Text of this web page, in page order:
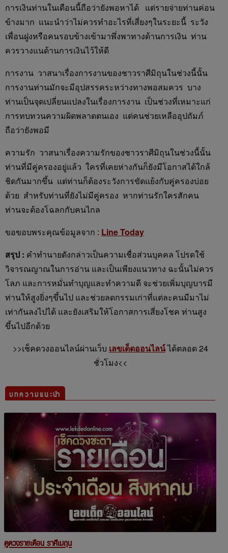
การเงินท่านในเดือนนี้ถือว่ายังพอหาได้ แต่รายจ่ายท่านค่อน
ข้างมาก แนะนำว่าไม่ควรทำอะไรที่เสี่ยงๆในระยะนี้ ระวัง
เพื่อนฝูงหรือคนรอบข้างเข้ามาพึ่งพาทางด้านการเงิน ท่าน
ควรวางแนด้านการเงินไว้ให้ดี
การงาน วาสนาเรื่องการงานของชาวราศีมิถุนในช่วงนี้นั้น
การงานท่านมักจะมีอุปสรรคระหว่างทางพอสมควร บาง
ท่านเป็นจุดเปลี่ยนแปลงในเรื่องการงาน เป็นช่วงที่เหมาะแก่
การทบทวนความผิดพลาดตนเอง แต่คนช่วยเหลืออุปถัมภ์
ถือว่ายังพอมี
ความรัก วาสนาเรื่องความรักของชาวราศีมิถุนในช่วงนี้นั้น
ท่านที่มีคู่ครองอยู่แล้ว ใครที่เคยห่างกันก็ยังมีโอกาสได้ใกล้
ชิดกันมากขึ้น แต่ท่านก็ต้องระวังการขัดแย้งกับคู่ครองบ่อย
ด้วย สำหรับท่านที่ยังไม่มีคู่ครอง หากท่านรักใครสักคน
ท่านจะต้องโฉลกกับคนไกล
ขอขอบพระคุณข้อมูลจาก : Line Today
สรุป : คำทำนายดังกล่าวเป็นความเชื่อส่วนบุคคล โปรดใช้
วิจารณญาณในการอ่าน และเป็นเพียงแนวทาง ฉะนั้นไม่ควร
โลภ และการหมั่นทำบุญและทำความดี จะช่วยเพิ่มบุญบารมี
ท่านให้สูงยิ่งๆขึ้นไป และช่วยลดกรรมเก่าที่แต่ละคนมีมาไม่
เท่ากันลงไปได้ และยังเสริมให้โอกาสการเสี่ยงโชค ท่านสูง
ขึ้นไปอีกด้วย
>>เช็คดวงออนไลน์ผ่านเว็บ เลขเด็ดออนไลน์ได้ตลอด 24
ชั่วโมง<<
บทความแนะนำ
ดูดวงรายเดือน ราศีเมถุน